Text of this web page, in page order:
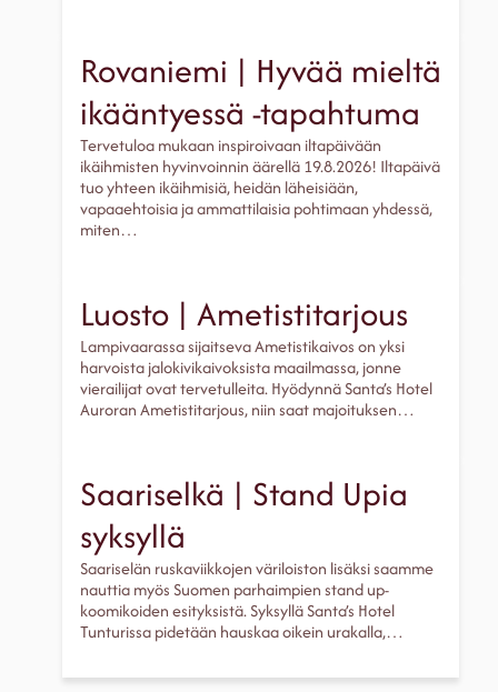
Rovaniemi | Hyvää mieltä
ikääntyessä -tapahtuma
Tervetuloa mukaan inspiroivaan iltapäivään
ikäihmisten hyvinvoinnin äärellä 19.8.2026! Iltapäivä
tuo yhteen ikäihmisiä, heidän läheisiään,
vapaaehtoisia ja ammattilaisia pohtimaan yhdessä,
miten…
Luosto | Ametistitarjous
Lampivaarassa sijaitseva Ametistikaivos on yksi
harvoista jalokivikaivoksista maailmassa, jonne
vierailijat ovat tervetulleita. Hyödynnä Santa’s Hotel
Auroran Ametistitarjous, niin saat majoituksen…
Saariselkä | Stand Upia
syksyllä
Saariselän ruskaviikkojen väriloiston lisäksi saamme
nauttia myös Suomen parhaimpien stand up-
koomikoiden esityksistä. Syksyllä Santa’s Hotel
Tunturissa pidetään hauskaa oikein urakalla,…